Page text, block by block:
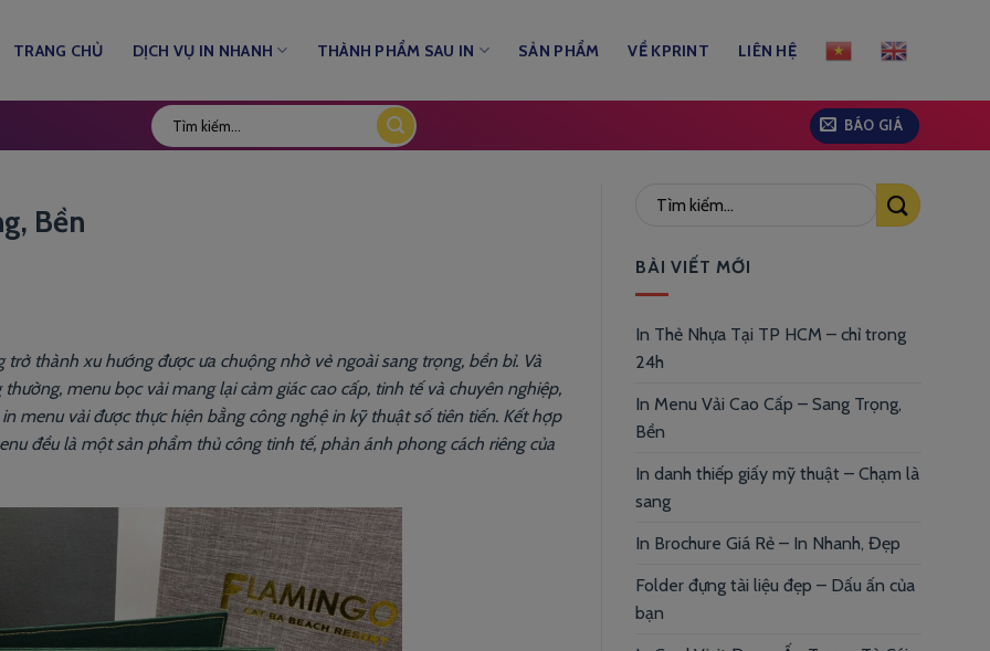
TRANG CHỦ DỊCH VỤ IN NHANH THÀNH PHẨM SAU IN SẢN PHẨM VỀ KPRINT LIÊN HỆ
BÁO GIÁ
Bền
thành xu hướng được ưa chuộng nhờ vẻ ngoài sang trọng, bền bỉ. Và
menu bọc vải mang lại cảm giác cao cấp, tinh tế và chuyên nghiệp,
menu vải được thực hiện bằng công nghệ in kỹ thuật số tiên tiến. Kết hợp
đều là một sản phẩm thủ công tinh tế, phản ánh phong cách riêng của
BÀI VIẾT MỚI
In Thẻ Nhựa Tại TP HCM – chỉ trong
24h
In Menu Vải Cao Cấp – Sang Trọng,
Bền
In danh thiếp giấy mỹ thuật – Chạm là
sang
In Brochure Giá Rẻ – In Nhanh, Đẹp
Folder đựng tài liệu đẹp – Dấu ấn của
bạn